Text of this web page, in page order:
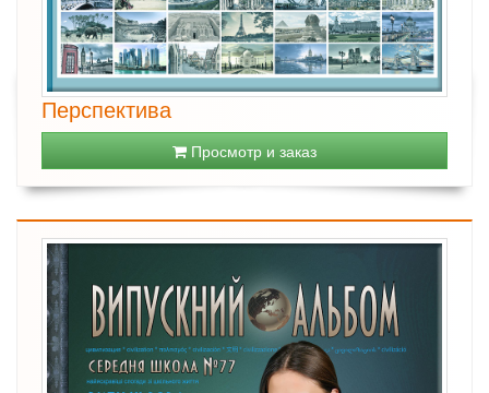
Перспектива
Просмотр и заказ